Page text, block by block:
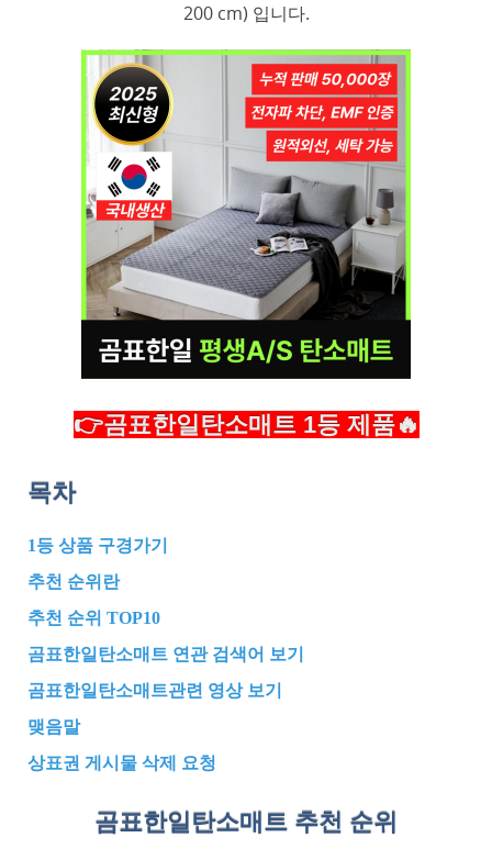
200 cm) 입니다.
👉곰표한일탄소매트 1등 제품🔥
목차
1등 상품 구경가기
추천 순위란
추천 순위 TOP10
곰표한일탄소매트 연관 검색어 보기
곰표한일탄소매트관련 영상 보기
맺음말
상표권 게시물 삭제 요청
곰표한일탄소매트 추천 순위